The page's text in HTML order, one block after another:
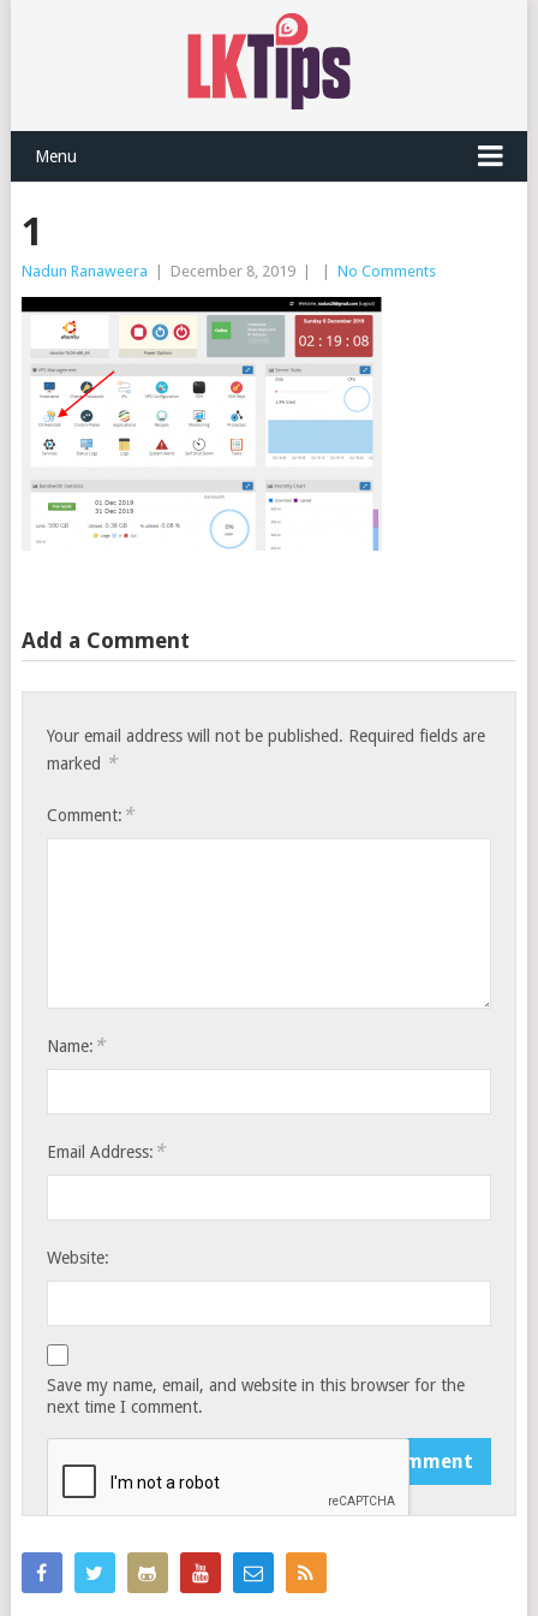
Menu
1
Nadun Ranaweera December 8, 2019 No Comments
Add a Comment
Your email address will not be published. Required fields are
marked *
Comment: *
Name: *
Email Address: *
Website:
Save my name, email, and website in this browser for the
next time I comment.